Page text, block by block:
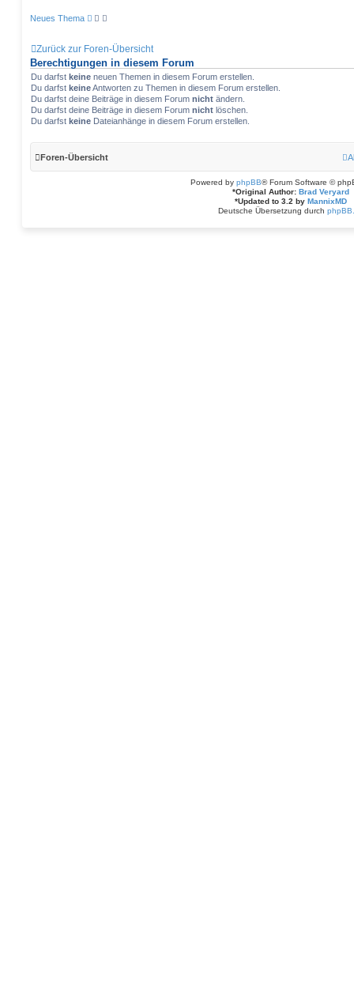
Neues Thema
Zurück zur Foren-Übersicht
Berechtigungen in diesem Forum
Du darfst keine neuen Themen in diesem Forum erstellen.
Du darfst keineAntworten zu Themen in diesem Forum erstellen.
Du darfst deine Beiträge in diesem Forum nicht ändern.
Du darfst deine Beiträge in diesem Forum nicht löschen.
Du darfst keine Dateianhänge in diesem Forum erstellen.
Foren-Übersicht
Powered by phpBB® Forum Software ©
*Original Author: Brad Veryard
*Updated to 3.2 by MannixMD
Deutsche Übersetzung durch